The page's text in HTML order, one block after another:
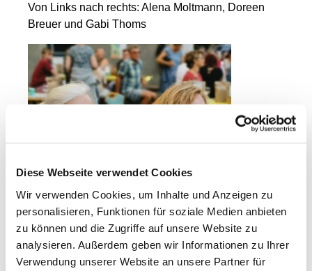
Diese Webseite verwendet Cookies
Wir verwenden Cookies, um Inhalte und Anzeigen zu
personalisieren, Funktionen für soziale Medien anbieten
zu können und die Zugriffe auf unsere Website zu
analysieren. Außerdem geben wir Informationen zu Ihrer
Verwendung unserer Website an unsere Partner für
Von Links nach rechts: Alena Moltmann, Doreen
Breuer und Gabi Thoms